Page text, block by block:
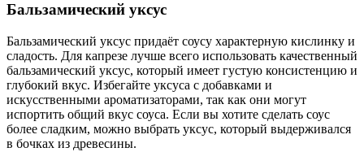
Бальзамический уксус
Бальзамический уксус придаёт соусу характерную кислинку и
сладость. Для капрезе лучше всего использовать качественный
бальзамический уксус, который имеет густую консистенцию и
глубокий вкус. Избегайте уксуса с добавками и
искусственными ароматизаторами, так как они могут
испортить общий вкус соуса. Если вы хотите сделать соус
более сладким, можно выбрать уксус, который выдерживался
в бочках из древесины.